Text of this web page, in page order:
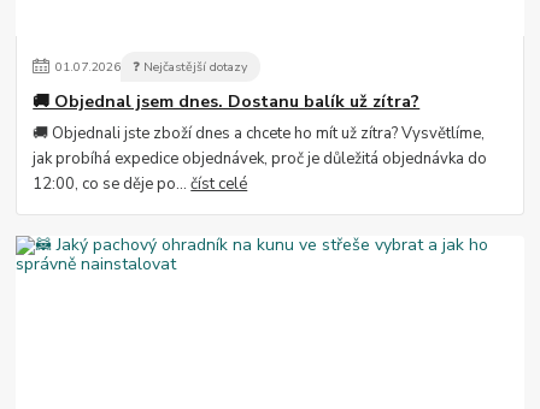
01.07.2026 ❓ Nejčastější dotazy
🚚 Objednal jsem dnes. Dostanu balík už zítra?
🚚 Objednali jste zboží dnes a chcete ho mít už zítra? Vysvětlíme,
jak probíhá expedice objednávek, proč je důležitá objednávka do
12:00, co se děje po...číst celé